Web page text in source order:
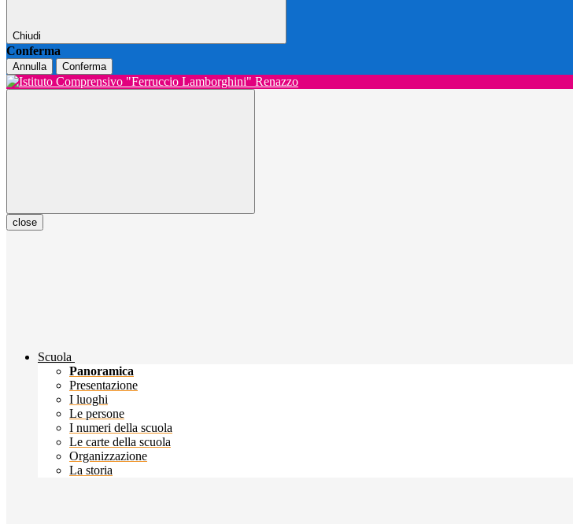
Chiudi
Conferma
Annulla Conferma
close
Scuola
Panoramica
Presentazione
I luoghi
Le persone
I numeri della scuola
Le carte della scuola
Organizzazione
La storia